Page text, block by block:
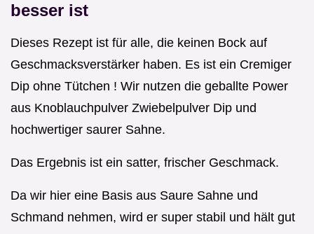
besser ist
Dieses Rezept ist für alle, die keinen Bock auf
Geschmacksverstärker haben. Es ist ein Cremiger
Dip ohne Tütchen ! Wir nutzen die geballte Power
aus Knoblauchpulver Zwiebelpulver Dip und
hochwertiger saurer Sahne.
Das Ergebnis ist ein satter, frischer Geschmack.
Da wir hier eine Basis aus Saure Sahne und
Schmand nehmen, wird er super stabil und hält gut